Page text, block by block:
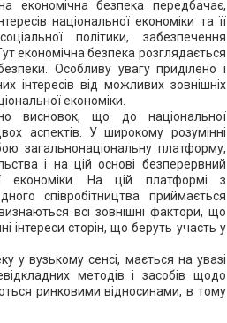
економічна безпека передбачає,
національної економіки та її
політики, забезпечення
економічна безпека розглядається
Особливу увагу приділено і
інтересів від можливих зовнішніх
економіки.
висновок, що до національної
аспектів. У широкому розумінні
загальнонаціональну платформу,
і на цій основі безперервний
економіки. На цій платформі з
співробітництва приймається
всі зовнішні фактори, що
інтереси сторін, що беруть участь у
у вузькому сенсі, мається на увазі
методів і засобів щодо
ринковими відносинами, в тому